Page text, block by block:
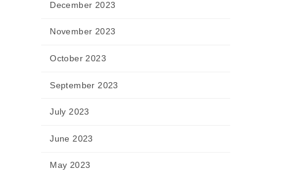
December 2023
November 2023
October 2023
September 2023
July 2023
June 2023
May 2023